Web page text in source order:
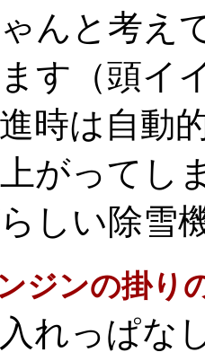
んと考え
す（頭イ
時は自動
がってし
しい除雪
ジンの掛り
れっぱな